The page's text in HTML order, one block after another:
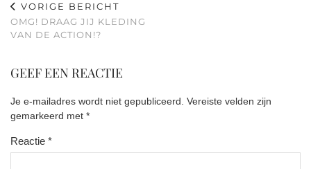
VORIGE BERICHT
OMG! DRAAG JIJ KLEDING
VAN DE ACTION!?
GEEF EEN REACTIE
Je e-mailadres wordt niet gepubliceerd. Vereiste velden zijn
gemarkeerd met *
Reactie *